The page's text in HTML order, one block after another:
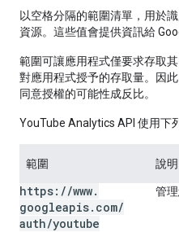
以空格分隔的範圍清單，用於
資源。這些值會提供資訊給
範圍可讓應用程式僅要求存取
對應用程式授予的存取量。因
同意授權的可能性成反比。
YouTube Analytics API 使用下
範圍 說明
https: //www.
googleapis. com/
auth/youtube
管